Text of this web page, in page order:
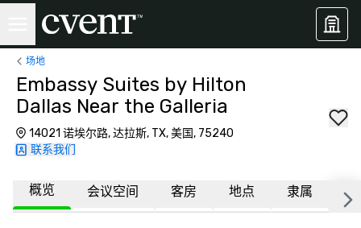
场地
Embassy Suites by Hilton
Dallas Near the Galleria
14021 诺埃尔路, 达拉斯, TX, 美国, 75240
联系我们
概览 会议空间 客房 地点 隶属 更